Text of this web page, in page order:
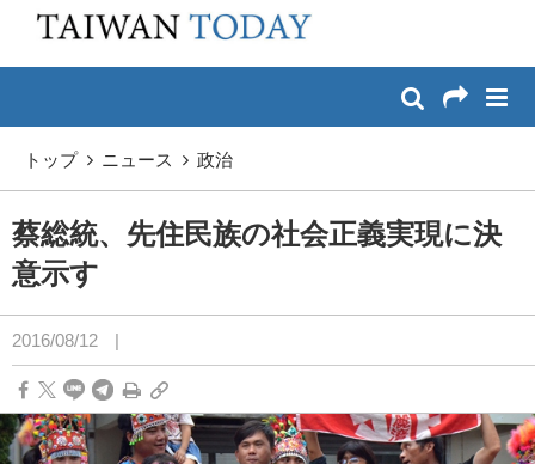
メイン コンテンツへスキップ
トップ ニュース 政治
蔡総統、先住民族の社会正義実現に決
意示す
2016/08/12 |